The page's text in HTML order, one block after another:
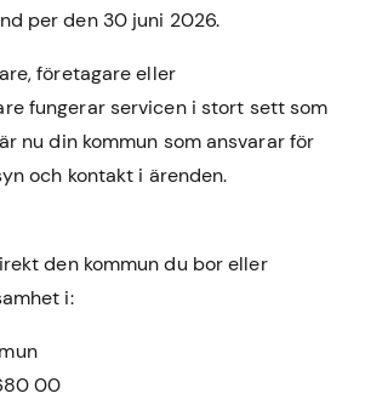
per den 30 juni 2026.
företagare eller
fungerar servicen i stort sett som
nu din kommun som ansvarar för
och kontakt i ärenden.
den kommun du bor eller
i:
00